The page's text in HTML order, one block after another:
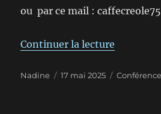
ou par ce mail :
Continuer la lecture
Auteur
Nadine
Publié
17 mai 2025 Catégories